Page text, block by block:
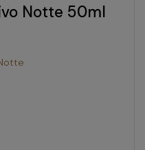
Notte 50ml